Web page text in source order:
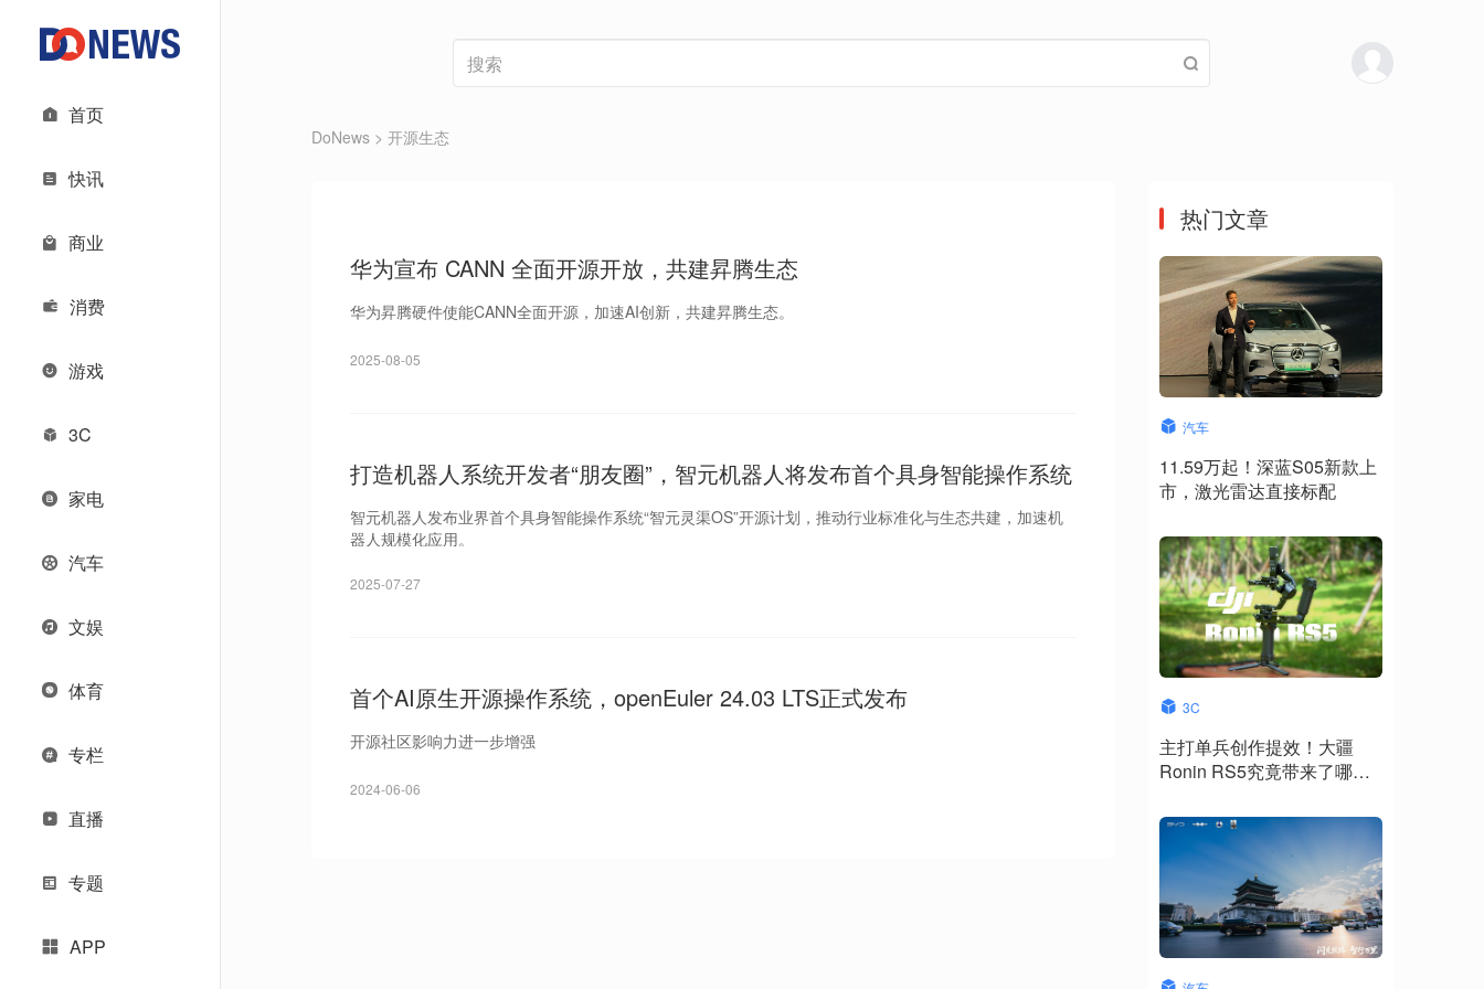
首页
快讯
商业
消费
游戏
3C
家电
汽车
文娱
体育
专栏
直播
专题
APP
DoNews > 开源生态
华为宣布 CANN 全面开源开放，共建昇腾生态
华为昇腾硬件使能CANN全面开源，加速AI创新，共建昇腾生态。
2025-08-05
打造机器人系统开发者“朋友圈”，智元机器人将发布首个具身智能操作系统
智元机器人发布业界首个具身智能操作系统“智元灵渠OS”开源计划，推动行业标准化与生态共建，加速机
器人规模化应用。
2025-07-27
首个AI原生开源操作系统，openEuler 24.03 LTS正式发布
开源社区影响力进一步增强
2024-06-06
热门文章
汽车
11.59万起！深蓝S05新款上
市，激光雷达直接标配
3C
主打单兵创作提效！大疆
Ronin RS5究竟带来了哪些